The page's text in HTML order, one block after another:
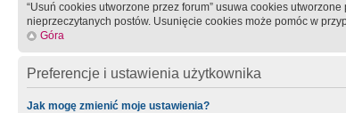
“Usuń cookies utworzone przez forum” usuwa cookies
nieprzeczytanych postów. Usunięcie cookies może pomóc w
Góra
Preferencje i ustawienia użytkownika
Jak mogę zmienić moje ustawienia?